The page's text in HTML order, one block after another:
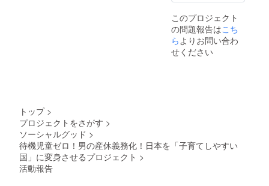
予定で
す。プ
ロジェ
クト達
成状
程を変
更する
男の産
休・育
休につ
いて
（予
定） ▼
費は別
途御支
給くだ
さい
このプロジェクト
の問題報告はこち
らよりお問い合わ
せください
トップ >
プロジェクトをさがす >
ソーシャルグッド >
待機児童ゼロ！男の産休義務化！日本を「子育てしやすい
国」に変身させるプロジェクト >
活動報告